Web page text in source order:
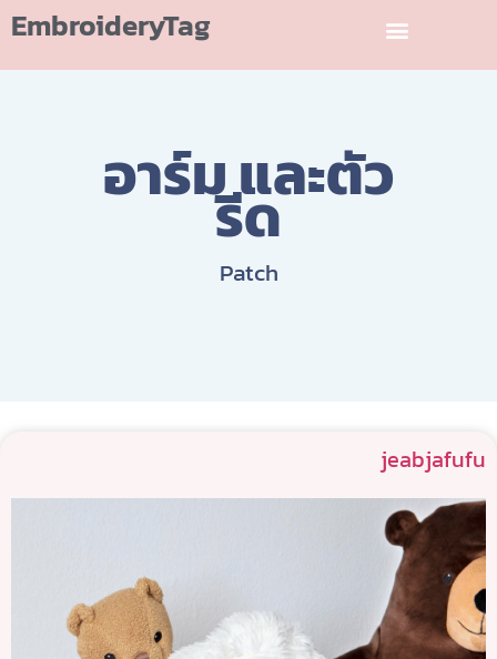
EmbroideryTag
อาร์ม และตัว
รีด
Patch
jeabjafufu